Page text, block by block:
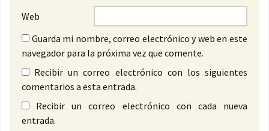
Web
Guarda mi nombre, correo electrónico y web en este
navegador para la próxima vez que comente.
Recibir un correo electrónico con los siguientes
comentarios a esta entrada.
Recibir un correo electrónico con cada nueva
entrada.